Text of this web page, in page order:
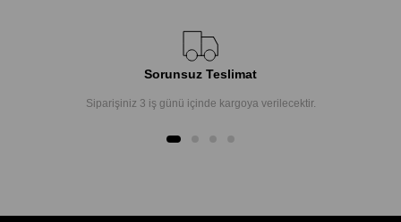
Sorunsuz Teslimat
Siparişiniz 3 iş günü içinde kargoya verilecektir.